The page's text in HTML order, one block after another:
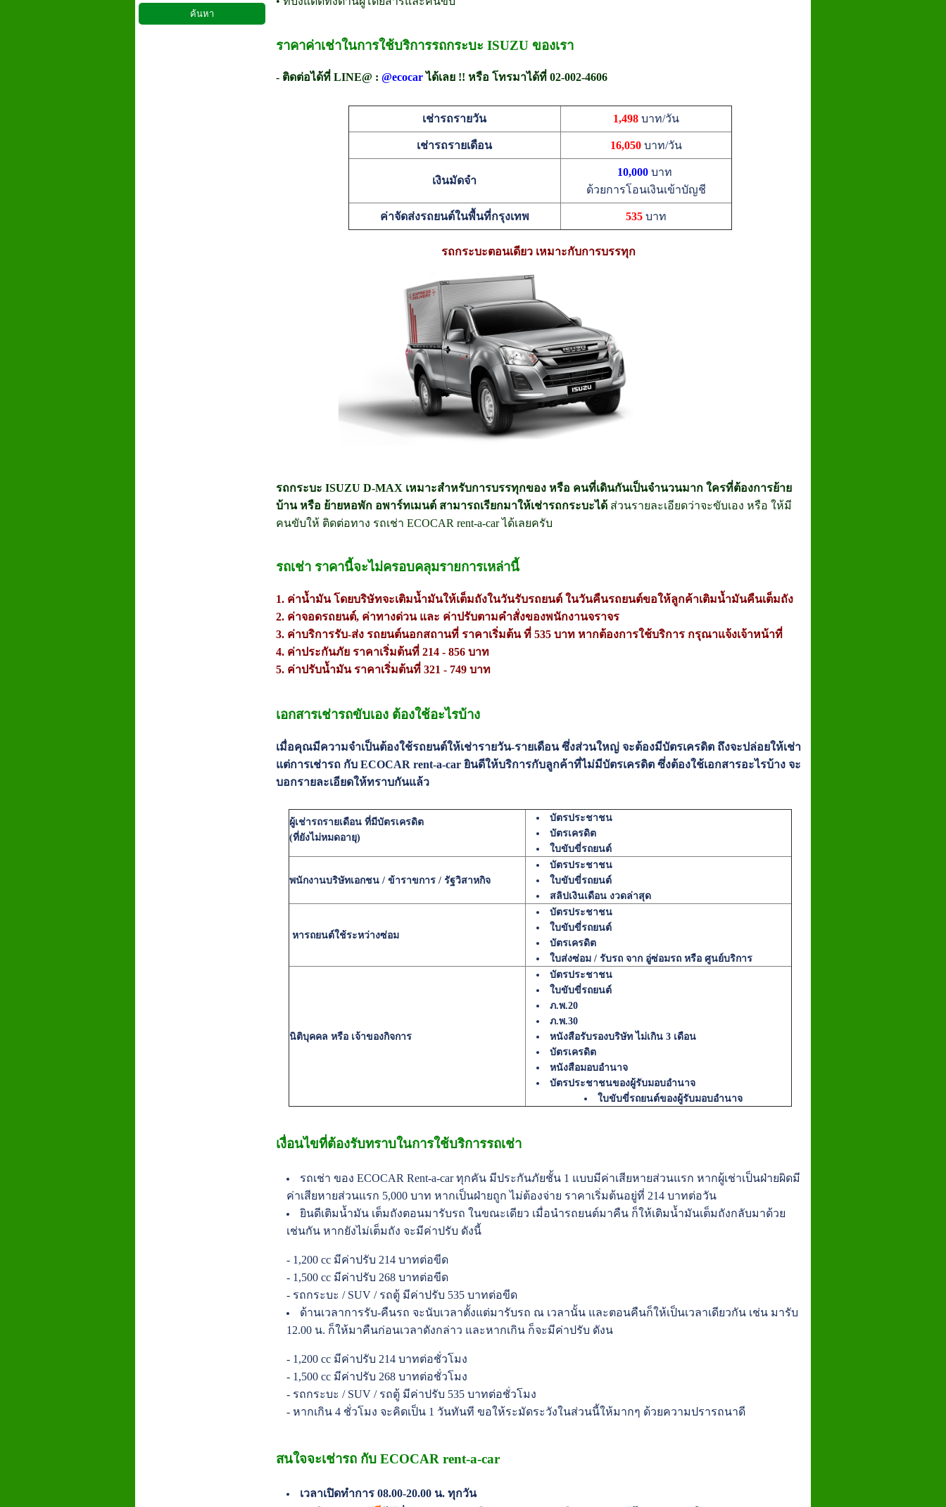
ราคาค่าเช่าในการใช้บริการรถกระบะ ISUZU ของเรา
- ติดต่อได้ที่ LINE@ :@ecocarได้เลย !! หรือ โทรมาได้ที่ 02-002-4606
เช่ารถรายวัน 1,498บาท/วัน
เช่ารถรายเดือน 16,050บาท/วัน
เงินมัดจำ
10,000บาท
ด้วยการโอนเงินเข้าบัญชี
ค่าจัดส่งรถยนต์ในพื้นที่กรุงเทพ 535บาท
รถกระบะตอนเดียว เหมาะกับการบรรทุก
รถกระบะ ISUZU D-MAX เหมาะสำหรับการบรรทุกของ หรือ คนที่เดินกันเป็นจำนวนมาก ใครที่ต้องการย้าย
บ้าน หรือ ย้ายหอพัก อพาร์ทเมนต์ สามารถเรียกมาให้เช่ารถกระบะได้ ส่วนรายละเอียดว่าจะขับเอง หรือ ให้มี
คนขับให้ ติดต่อทาง รถเช่า ECOCAR rent-a-car ได้เลยครับ
รถเช่า ราคานี้จะไม่ครอบคลุมรายการเหล่านี้
1. ค่าน้ำมัน โดยบริษัทจะเติมน้ำมันให้เต็มถังในวันรับรถยนต์ ในวันคืนรถยนต์ขอให้ลูกค้าเติมน้ำมันคืนเต็มถัง
2. ค่าจอดรถยนต์, ค่าทางด่วน และ ค่าปรับตามคำสั่งของพนักงานจราจร
3. ค่าบริการรับ-ส่ง รถยนต์นอกสถานที่ ราคาเริ่มต้น ที่ 535 บาท หากต้องการใช้บริการ กรุณาแจ้งเจ้าหน้าที่
4. ค่าประกันภัย ราคาเริ่มต้นที่ 214 - 856 บาท
5. ค่าปรับน้ำมัน ราคาเริ่มต้นที่ 321 - 749 บาท
เอกสารเช่ารถขับเอง ต้องใช้อะไรบ้าง
เมื่อคุณมีความจำเป็นต้องใช้รถยนต์ให้เช่ารายวัน-รายเดือน ซึ่งส่วนใหญ่ จะต้องมีบัตรเครดิต ถึงจะปล่อยให้เช่า
แต่การเช่ารถ กับ ECOCAR rent-a-car ยินดีให้บริการกับลูกค้าที่ไม่มีบัตรเครดิต ซึ่งต้องใช้เอกสารอะไรบ้าง จะ
บอกรายละเอียดให้ทราบกันแล้ว
ผู้เช่ารถรายเดือน ที่มีบัตรเครดิต
(ที่ยังไม่หมดอายุ)
บัตรประชาชน
บัตรเครดิต
ใบขับขี่รถยนต์
พนักงานบริษัทเอกชน / ข้าราขการ / รัฐวิสาหกิจ
บัตรประชาชน
ใบขับขี่รถยนต์
สลิปเงินเดือน งวดล่าสุด
หารถยนต์ใช้ระหว่างซ่อม
บัตรประชาชน
ใบขับขี่รถยนต์
บัตรเครดิต
ใบส่งซ่อม / รับรถ จาก อู่ซ่อมรถ หรือ ศูนย์บริการ
นิติบุคคล หรือ เจ้าของกิจการ
บัตรประชาชน
ใบขับขี่รถยนต์
ภ.พ.20
ภ.พ.30
หนังสือรับรองบริษัท ไม่เกิน 3 เดือน
บัตรเครดิต
หนังสือมอบอำนาจ
บัตรประชาชนของผู้รับมอบอำนาจ
ใบขับขี่รถยนต์ของผู้รับมอบอำนาจ
เงื่อนไขที่ต้องรับทราบในการใช้บริการรถเช่า
รถเช่า ของ ECOCAR Rent-a-car ทุกคัน มีประกันภัยชั้น 1 แบบมีค่าเสียหายส่วนแรก หากผู้เช่าเป็นฝ่ายผิดมี
ค่าเสียหายส่วนแรก 5,000 บาท หากเป็นฝ่ายถูก ไม่ต้องจ่าย ราคาเริ่มต้นอยู่ที่ 214 บาทต่อวัน
ยินดีเติมน้ำมัน เต็มถังตอนมารับรถ ในขณะเดียว เมื่อนำรถยนต์มาคืน ก็ให้เติมน้ำมันเต็มถังกลับมาด้วย
เช่นกัน หากยังไม่เต็มถัง จะมีค่าปรับ ดังนี้
- 1,200 cc มีค่าปรับ 214 บาทต่อขีด
- 1,500 cc มีค่าปรับ 268 บาทต่อขีด
- รถกระบะ / SUV / รถตู้ มีค่าปรับ 535 บาทต่อขีด
ด้านเวลาการรับ-คืนรถ จะนับเวลาตั้งแต่มารับรถ ณ เวลานั้น และตอนคืนก็ให้เป็นเวลาเดียวกัน เช่น มารับ
12.00 น. ก็ให้มาคืนก่อนเวลาดังกล่าว และหากเกิน ก็จะมีค่าปรับ ดังน
- 1,200 cc มีค่าปรับ 214 บาทต่อชั่วโมง
- 1,500 cc มีค่าปรับ 268 บาทต่อชั่วโมง
- รถกระบะ / SUV / รถตู้ มีค่าปรับ 535 บาทต่อชั่วโมง
- หากเกิน 4 ชั่วโมง จะคิดเป็น 1 วันทันที ขอให้ระมัดระวังในส่วนนี้ให้มากๆ ด้วยความปรารถนาดี
สนใจจะเช่ารถ กับ ECOCAR rent-a-car
เวลาเปิดทำการ 08.00-20.00 น. ทุกวัน